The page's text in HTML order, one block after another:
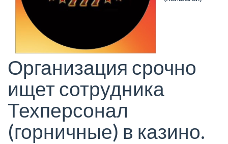
Организация срочно
ищет сотрудника
Техперсонал
(горничные) в казино.